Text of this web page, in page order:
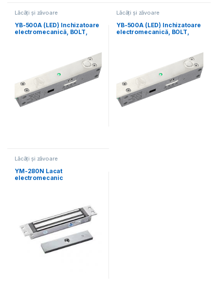
Lăcăți și zăvoare
electromecanice
YB-500A (LED) Inchizatoare
electromecanică, BOLT,
Lăcăți și zăvoare
electromecanice
YB-500A (LED) Inchizatoare
electromecanică, BOLT,
Lăcăți și zăvoare
electromecanice
YM-280N Lacat
electromecanic